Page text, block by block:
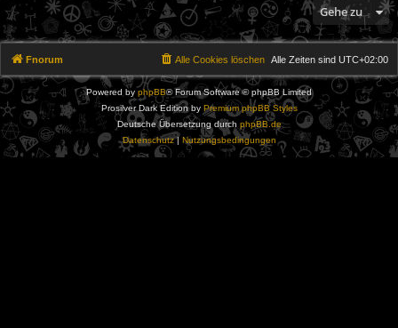
Gehe zu
Fnorum Alle Zeiten sind UTC+02:00
Alle Cookies löschen
Powered by phpBB® Forum Software © phpBB Limited
Prosilver Dark Edition by Premium phpBB Styles
Deutsche Übersetzung durch phpBB.de
Datenschutz| Nutzungsbedingungen